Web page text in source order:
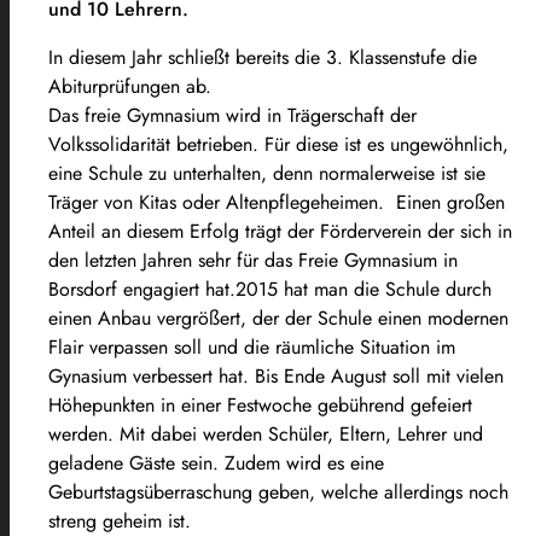
und 10 Lehrern.
In diesem Jahr schließt bereits die 3. Klassenstufe die
Abiturprüfungen ab.
Das freie Gymnasium wird in Trägerschaft der
Volkssolidarität betrieben. Für diese ist es ungewöhnlich,
eine Schule zu unterhalten, denn normalerweise ist sie
Träger von Kitas oder Altenpflegeheimen. Einen großen
Anteil an diesem Erfolg trägt der Förderverein der sich in
den letzten Jahren sehr für das Freie Gymnasium in
Borsdorf engagiert hat.2015 hat man die Schule durch
einen Anbau vergrößert, der der Schule einen modernen
Flair verpassen soll und die räumliche Situation im
Gynasium verbessert hat. Bis Ende August soll mit vielen
Höhepunkten in einer Festwoche gebührend gefeiert
werden. Mit dabei werden Schüler, Eltern, Lehrer und
geladene Gäste sein. Zudem wird es eine
Geburtstagsüberraschung geben, welche allerdings noch
streng geheim ist.